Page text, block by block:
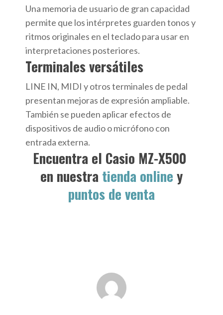
Una memoria de usuario de gran capacidad
permite que los intérpretes guarden tonos y
ritmos originales en el teclado para usar en
interpretaciones posteriores.
Terminales versátiles
LINE IN, MIDI y otros terminales de pedal
presentan mejoras de expresión ampliable.
También se pueden aplicar efectos de
dispositivos de audio o micrófono con
entrada externa.
Encuentra el Casio MZ-X500
en nuestra tienda online y
puntos de venta